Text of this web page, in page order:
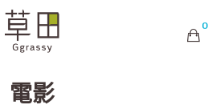
0
購物車內未有商品
電影